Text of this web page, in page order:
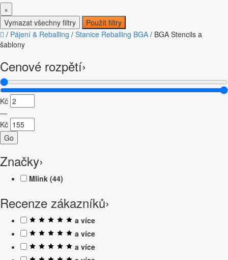
×
Vymazat všechny filtry
Použít filtry
/ Pájení & Reballing / Stanice Reballing BGA / BGA Stencils a
šablony
Cenové rozpětí›
Kč
—
Kč
Go
Značky›
Mlink (44)
Recenze zákazníků›
a více
a více
a více